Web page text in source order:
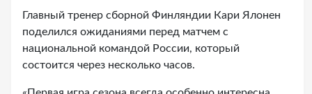
Главный тренер сборной Финляндии Кари Ялонен
поделился ожиданиями перед матчем с
национальной командой России, который
состоится через несколько часов.